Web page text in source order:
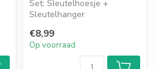
Set: Sleutelhoesje +
Sleutelhanger
€8,99
Op voorraad